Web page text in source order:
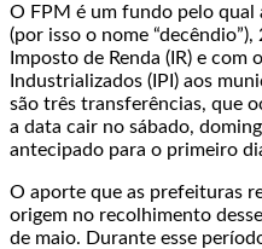
O FPM é um fundo pelo qual
(por isso o nome
Imposto de Renda (IR) e
Industrializados (IPI) aos
são três transferências, que
a data cair no sábado,
antecipado para o primeiro
O aporte que as prefeituras
origem no recolhimento
de maio. Durante esse